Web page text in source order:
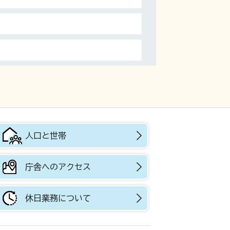
人口と世帯
庁舎へのアクセス
休日業務について